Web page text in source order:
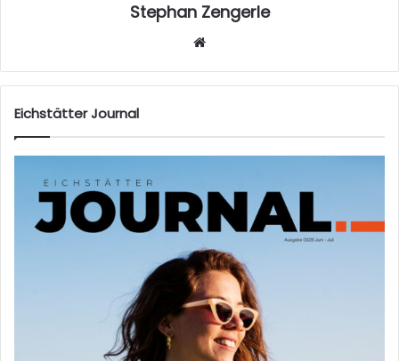
Stephan Zengerle
sei
Eichstätter Journal